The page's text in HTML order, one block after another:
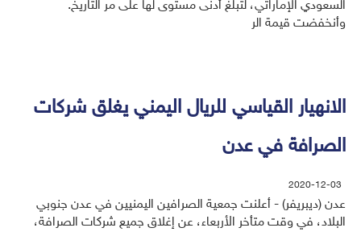
السعودي الإماراتي، لتبلغ أدنى مستوى لها على مر التاريخ.
وأنخفضت قيمة الر
الانهيار القياسي للريال اليمني يغلق شركات
الصرافة في عدن
2020-12-03
عدن (ديبريفر) - أعلنت جمعية الصرافين اليمنيين في عدن جنوبي
البلاد، في وقت متأخر الأربعاء، عن إغلاق جميع شركات الصرافة،